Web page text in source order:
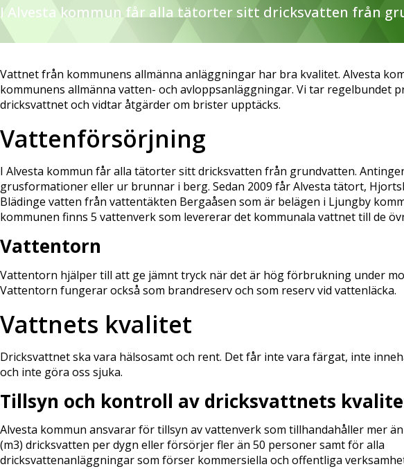
I Alvesta kommun får alla tätorter sitt dricksvatten från
Vattnet från kommunens allmänna anläggningar har bra kvalitet. Alvesta
kommunens allmänna vatten- och avloppsanläggningar. Vi tar regelbundet
dricksvattnet och vidtar åtgärder om brister upptäcks.
Vattenförsörjning
I Alvesta kommun får alla tätorter sitt dricksvatten från grundvatten.
grusformationer eller ur brunnar i berg. Sedan 2009 får Alvesta tätort,
Blädinge vatten från vattentäkten Bergaåsen som är belägen i Ljungby
kommunen finns 5 vattenverk som levererar det kommunala vattnet till de
Vattentorn
Vattentorn hjälper till att ge jämnt tryck när det är hög förbrukning under
Vattentorn fungerar också som brandreserv och som reserv vid vattenläcka.
Vattnets kvalitet
Dricksvattnet ska vara hälsosamt och rent. Det får inte vara färgat, inte
och inte göra oss sjuka.
Tillsyn och kontroll av dricksvattnets
Alvesta kommun ansvarar för tillsyn av vattenverk som tillhandahåller mer
(m3) dricksvatten per dygn eller försörjer fler än 50 personer samt för alla
dricksvattenanläggningar som förser kommersiella och offentliga